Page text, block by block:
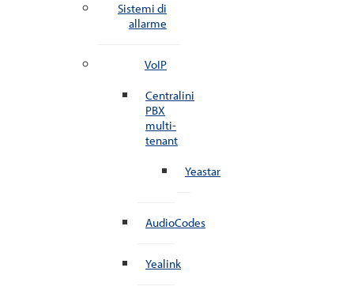
Sistemi di
allarme
VoIP
Centralini
PBX
multi-
tenant
Yeastar
AudioCodes
Yealink